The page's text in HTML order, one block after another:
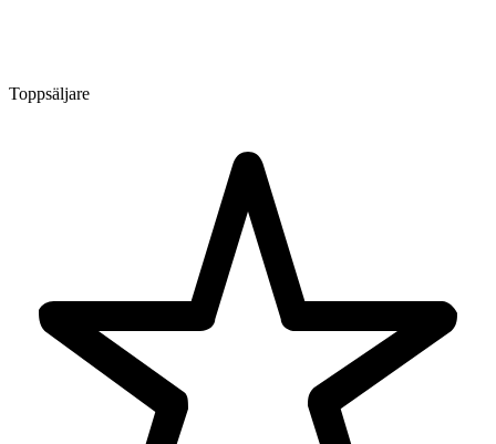
Toppsäljare